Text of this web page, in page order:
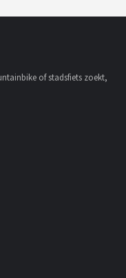
of stadsfiets zoekt,